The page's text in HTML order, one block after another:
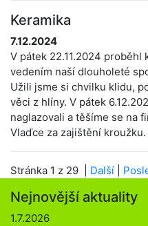
Keramika
7.12.2024
V pátek 22.11.2024 proběhl
vedením naší dlouholeté
Užili jsme si chvilku klidu,
věci z hlíny. V pátek
naglazovali a těšíme se na
Vlaďce za zajištění kroužku.
Stránka 1 z 29 | Další
Nejnovější aktuality
1.7.2026